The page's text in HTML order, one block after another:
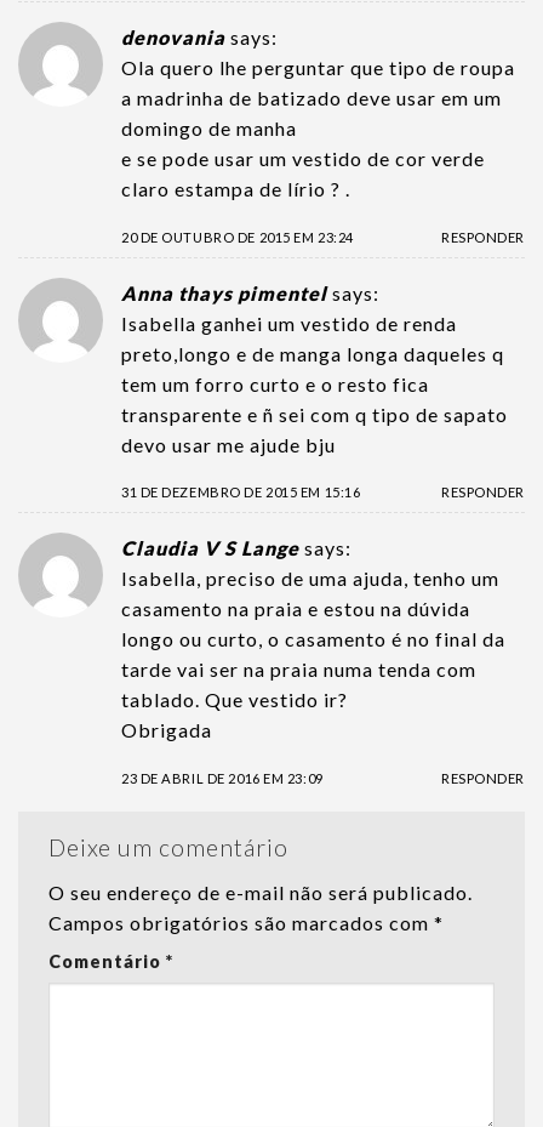
denovania says:
Ola quero lhe perguntar que tipo de roupa
a madrinha de batizado deve usar em um
domingo de manha
e se pode usar um vestido de cor verde
claro estampa de lírio ? .
20 DE OUTUBRO DE 2015 EM 23:24 RESPONDER
Anna thays pimentel says:
Isabella ganhei um vestido de renda
preto,longo e de manga longa daqueles q
tem um forro curto e o resto fica
transparente e ñ sei com q tipo de sapato
devo usar me ajude bju
31 DE DEZEMBRO DE 2015 EM 15:16 RESPONDER
Claudia V S Lange says:
Isabella, preciso de uma ajuda, tenho um
casamento na praia e estou na dúvida
longo ou curto, o casamento é no final da
tarde vai ser na praia numa tenda com
tablado. Que vestido ir?
Obrigada
23 DE ABRIL DE 2016 EM 23:09 RESPONDER
Deixe um comentário
O seu endereço de e-mail não será publicado.
Campos obrigatórios são marcados com *
Comentário *